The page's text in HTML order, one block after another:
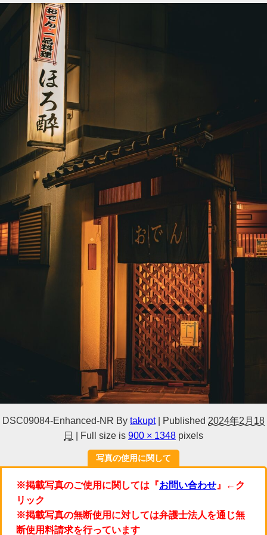
DSC09084-Enhanced-NR By takupt Published 2024年2月18
日
Full size is 900 × 1348 pixels
写真の使用に関して
※掲載写真のご使用に関しては『お問い合わせ 』←ク
リック
※掲載写真の無断使用に対しては弁護士法人を通じ無
断使用料請求を行っています